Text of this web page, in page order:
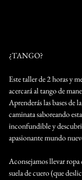
¿TANGO?
Este taller de 2 horas y
acercará al tango de
Aprenderás las bases de
caminata saboreando
inconfundible y
apasionante mundo
Aconsejamos llevar
suela de cuero (que